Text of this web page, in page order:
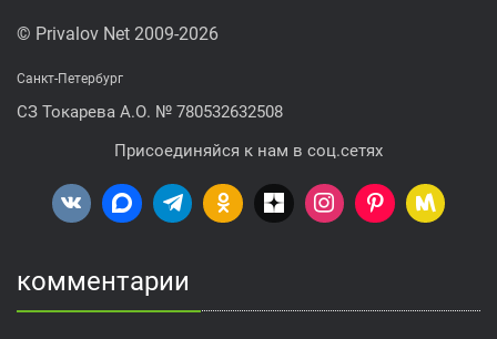
© Privalov Net 2009-2026
Санкт-Петербург
СЗ Токарева А.О. № 780532632508
Присоединяйся к нам в соц.сетях
комментарии